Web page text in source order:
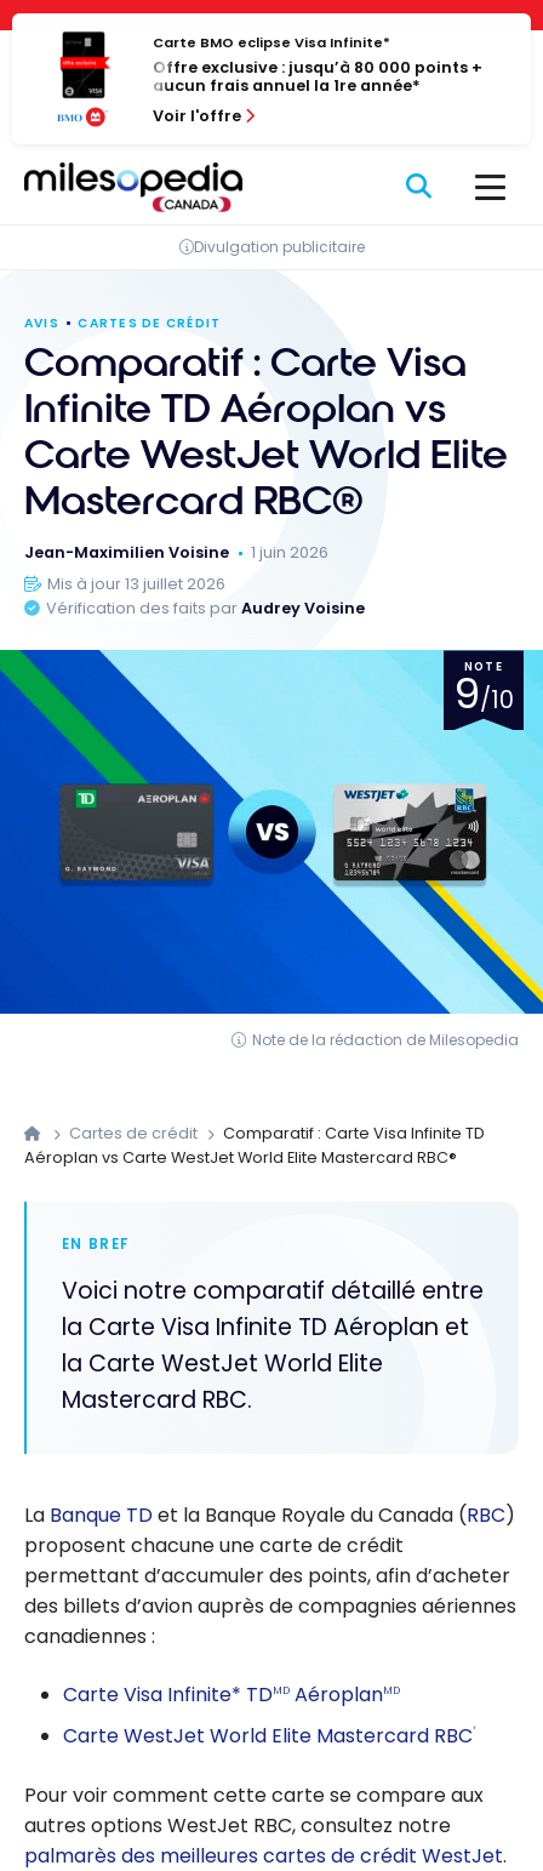
Panneau de gestion des cookies
Passer
contenu
Carte BMO eclipse Visa Infinite*
Offre exclusive : jusqu’à 80 000 points +
aucun frais annuel la 1re année*
Voir l'offre
Divulgation publicitaire
AVIS CARTES DE CRÉDIT
Comparatif : Carte Visa
Infinite TD Aéroplan vs
Carte WestJet World Elite
Mastercard RBC®
Jean-Maximilien Voisine
1 juin 2026
Mis à jour 13 juillet 2026
Vérification des faits parAudrey Voisine
NOTE
9/10
Note de la rédaction de Milesopedia
Cartes de crédit
Comparatif : Carte Visa Infinite TD
Aéroplan vs Carte WestJet World Elite Mastercard RBC®
EN BREF
Voici notre comparatif détaillé entre
la Carte Visa Infinite TD Aéroplan et
la Carte WestJet World Elite
Mastercard RBC.
La Banque TDet la Banque Royale du Canada (RBC)
proposent chacune une carte de crédit
permettant d’accumuler des points, afin d’acheter
des billets d’avion auprès de compagnies aériennes
canadiennes :
Carte Visa Infinite* TDMD AéroplanMD
Carte WestJet World Elite Mastercard RBC®
Pour voir comment cette carte se compare aux
autres options WestJet RBC, consultez notre
palmarès des meilleures cartes de crédit WestJet.